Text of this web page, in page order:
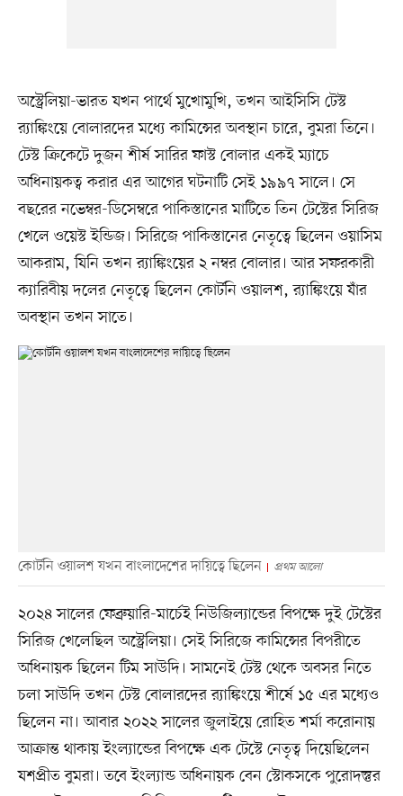
অস্ট্রেলিয়া-ভারত যখন পার্থে মুখোমুখি, তখন আইসিসি টেস্ট
র‍্যাঙ্কিংয়ে বোলারদের মধ্যে কামিন্সের অবস্থান চারে, বুমরা তিনে।
টেস্ট ক্রিকেটে দুজন শীর্ষ সারির ফাস্ট বোলার একই ম্যাচে
অধিনায়কত্ব করার এর আগের ঘটনাটি সেই ১৯৯৭ সালে। সে
বছরের নভেম্বর-ডিসেম্বরে পাকিস্তানের মাটিতে তিন টেস্টের সিরিজ
খেলে ওয়েস্ট ইন্ডিজ। সিরিজে পাকিস্তানের নেতৃত্বে ছিলেন ওয়াসিম
আকরাম, যিনি তখন র‍্যাঙ্কিংয়ের ২ নম্বর বোলার। আর সফরকারী
ক্যারিবীয় দলের নেতৃত্বে ছিলেন কোর্টনি ওয়ালশ, র‍্যাঙ্কিংয়ে যাঁর
অবস্থান তখন সাতে।
কোর্টনি ওয়ালশ যখন বাংলাদেশের দায়িত্বে ছিলেন প্রথম আলো
২০২৪ সালের ফেব্রুয়ারি-মার্চেই নিউজিল্যান্ডের বিপক্ষে দুই টেস্টের
সিরিজ খেলেছিল অস্ট্রেলিয়া। সেই সিরিজে কামিন্সের বিপরীতে
অধিনায়ক ছিলেন টিম সাউদি। সামনেই টেস্ট থেকে অবসর নিতে
চলা সাউদি তখন টেস্ট বোলারদের র‌্যাঙ্কিংয়ে শীর্ষে ১৫ এর মধ্যেও
ছিলেন না। আবার ২০২২ সালের জুলাইয়ে রোহিত শর্মা করোনায়
আক্রান্ত থাকায় ইংল্যান্ডের বিপক্ষে এক টেস্টে নেতৃত্ব দিয়েছিলেন
যশপ্রীত বুমরা। তবে ইংল্যান্ড অধিনায়ক বেন স্টোকসকে পুরোদস্তুর